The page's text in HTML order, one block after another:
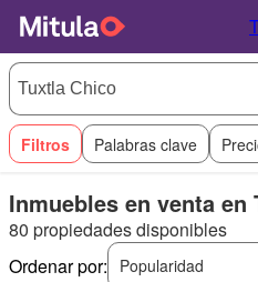
Filtros Palabras clave
Inmuebles en venta en
80 propiedades disponibles
Ordenar por:
Popularidad